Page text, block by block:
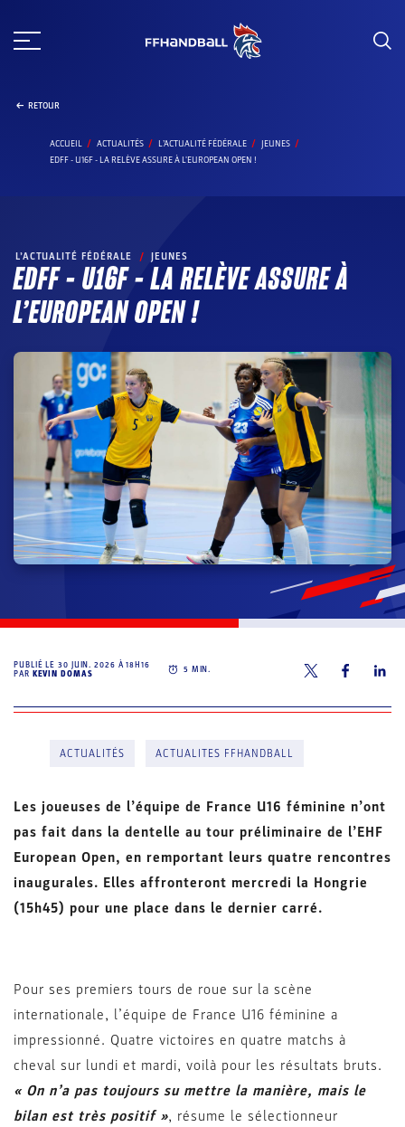
au
RETOUR
ACCUEIL ACTUALITÉS L’ACTUALITÉ FÉDÉRALE
JEUNES
EDFF - U16F - LA RELÈVE ASSURE À L'EUROPEAN OPEN !
L’ACTUALITÉ FÉDÉRALE / JEUNES
EDFF – U16F – LA RELÈVE ASSURE À
L’EUROPEAN OPEN !
PUBLIÉ LE30 JUIN. 2026 À 18H16
PAR KEVIN DOMAS 5 MIN.
ACTUALITÉS ACTUALITES FFHANDBALL
Les joueuses de l’équipe de France U16 féminine n’ont
pas fait dans la dentelle au tour préliminaire de l’EHF
European Open, en remportant leurs quatre rencontres
inaugurales. Elles affronteront mercredi la Hongrie
(15h45) pour une place dans le dernier carré.
Pour ses premiers tours de roue sur la scène
internationale, l’équipe de France U16 féminine a
impressionné. Quatre victoires en quatre matchs à
cheval sur lundi et mardi, voilà pour les résultats bruts.
« On n’a pas toujours su mettre la manière, mais le
bilan est très positif », résume le sélectionneur